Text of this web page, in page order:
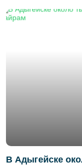
В Адыгейске